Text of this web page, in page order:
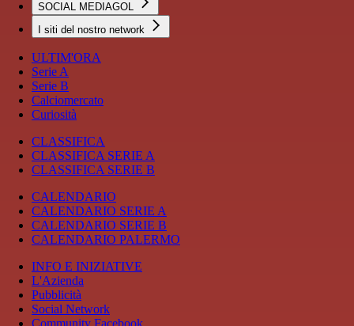
SOCIAL MEDIAGOL
I siti del nostro network
ULTIM'ORA
Serie A
Serie B
Calciomercato
Curiosità
CLASSIFICA
CLASSIFICA SERIE A
CLASSIFICA SERIE B
CALENDARIO
CALENDARIO SERIE A
CALENDARIO SERIE B
CALENDARIO PALERMO
INFO E INIZIATIVE
L'Azienda
Pubblicità
Social Network